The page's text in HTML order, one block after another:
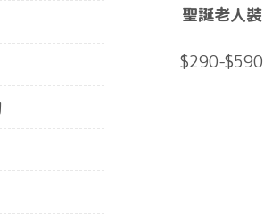
聖誕老人裝
$290-$590